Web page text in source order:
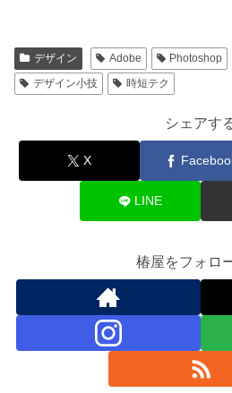
デザイン Adobe Photoshop
デザイン小技
時短テク
シェアす
X
LINE
椿屋をフォロ